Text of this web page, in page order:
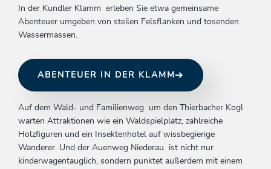
In der Kundler Klamm erleben Sie etwa gemeinsame
Abenteuer umgeben von steilen Felsflanken und tosenden
Wassermassen.
ABENTEUER IN DER KLAMM
Auf dem Wald- und Familienweg um den Thierbacher Kogl
warten Attraktionen wie ein Waldspielplatz, zahlreiche
Holzfiguren und ein Insektenhotel auf wissbegierige
Wanderer. Und der Auenweg Niederau ist nicht nur
kinderwagentauglich, sondern punktet außerdem mit einem